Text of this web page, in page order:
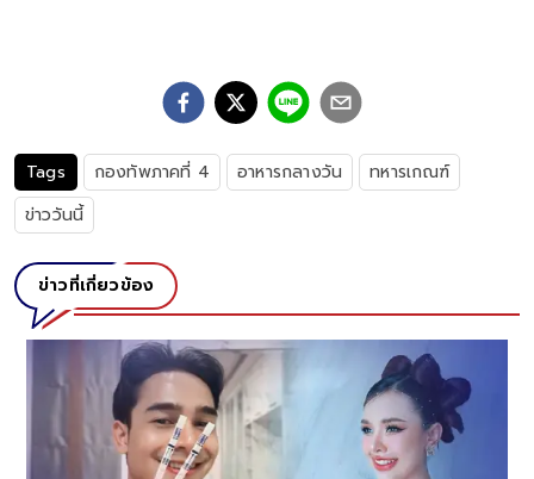
Tags กองทัพภาคที่ 4 อาหารกลางวัน
ทหารเกณฑ์
ข่าววันนี้
ข่าวที่เกี่ยวข้อง